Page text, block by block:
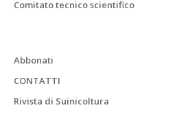
Comitato tecnico scientifico
Abbonati
CONTATTI
Rivista di Suinicoltura